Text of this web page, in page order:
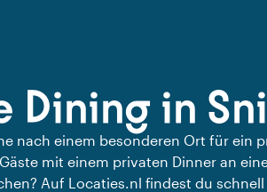
Dining in
nach einem besonderen Ort für ein
mit einem privaten Dinner an
Auf Locaties.nl findest du